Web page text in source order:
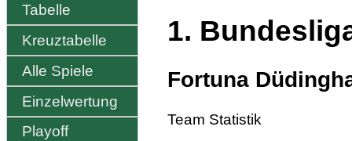
Tabelle
Kreuztabelle
Alle Spiele
Einzelwertung
Playoff
1.
Fortuna
Team Statistik